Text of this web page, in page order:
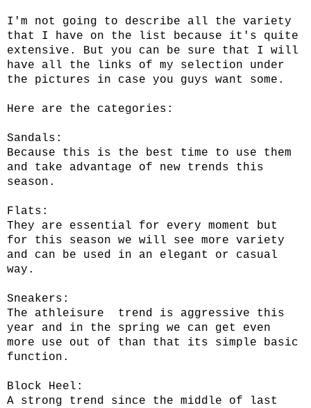
I'm not going to describe all the variety
that I have on the list because it's quite
extensive. But you can be sure that I will
have all the links of my selection under
the pictures in case you guys want some.
Here are the categories:
Sandals:
Because this is the best time to use them
and take advantage of new trends this
season.
Flats:
They are essential for every moment but
for this season we will see more variety
and can be used in an elegant or casual
way.
Sneakers:
The athleisure trend is aggressive this
year and in the spring we can get even
more use out of than that its simple basic
function.
Block Heel:
A strong trend since the middle of last